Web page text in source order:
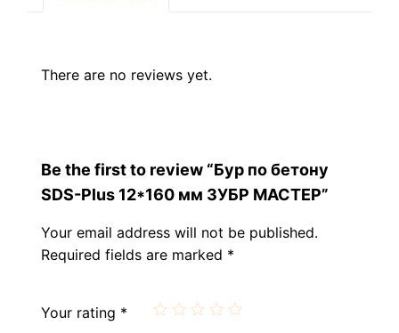
There are no reviews yet.
Be the first to review “Бур по бетону
SDS-Plus 12*160 мм ЗУБР МАСТЕР”
Your email address will not be published.
Required fields are marked *
Your rating *